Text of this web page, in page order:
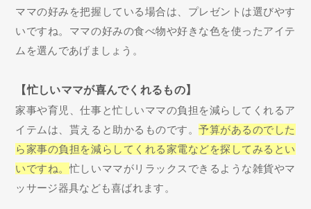
ママの好みを把握している場合は、プレゼントは選びやす
いですね。ママの好みの食べ物や好きな色を使ったアイテ
ムを選んであげましょう。
【忙しいママが喜んでくれるもの】
家事や育児、仕事と忙しいママの負担を減らしてくれるア
イテムは、貰えると助かるものです。予算があるのでした
ら家事の負担を減らしてくれる家電などを探してみるとい
いですね。忙しいママがリラックスできるような雑貨やマ
ッサージ器具なども喜ばれます。